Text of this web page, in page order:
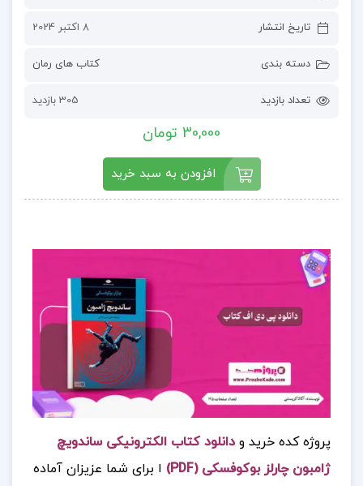
تاریخ انتشار 8 اکتبر 2024
دسته بندی کتاب های رمان
تعداد بازدید 305 بازدید
30,000 تومان
افزودن به سبد خرید
پروژه کده خرید و دانلود کتاب الکترونیکی ساندویچ
ژامبون چارلز بوکوفسکی (PDF)
ا برای شما عزیزان آماده